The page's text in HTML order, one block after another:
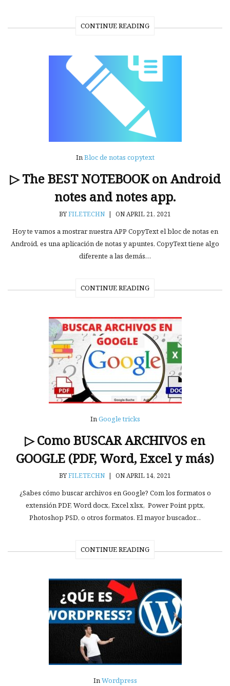
CONTINUE READING
InBloc de notas copytext
▷ The BEST NOTEBOOK on Android
notes and notes app.
BYFILETECHN | ON APRIL 21, 2021
Hoy te vamos a mostrar nuestra APP CopyText el bloc de notas en
Android, es una aplicación de notas y apuntes, CopyText tiene algo
diferente a las demás…
CONTINUE READING
InGoogle tricks
▷ Como BUSCAR ARCHIVOS en
GOOGLE (PDF, Word, Excel y más)
BYFILETECHN | ON APRIL 14, 2021
¿Sabes cómo buscar archivos en Google? Com los formatos o
extensión PDF, Word docx, Excel xlsx, Power Point pptx,
Photoshop PSD, o otros formatos. El mayor buscador…
CONTINUE READING
InWordpress